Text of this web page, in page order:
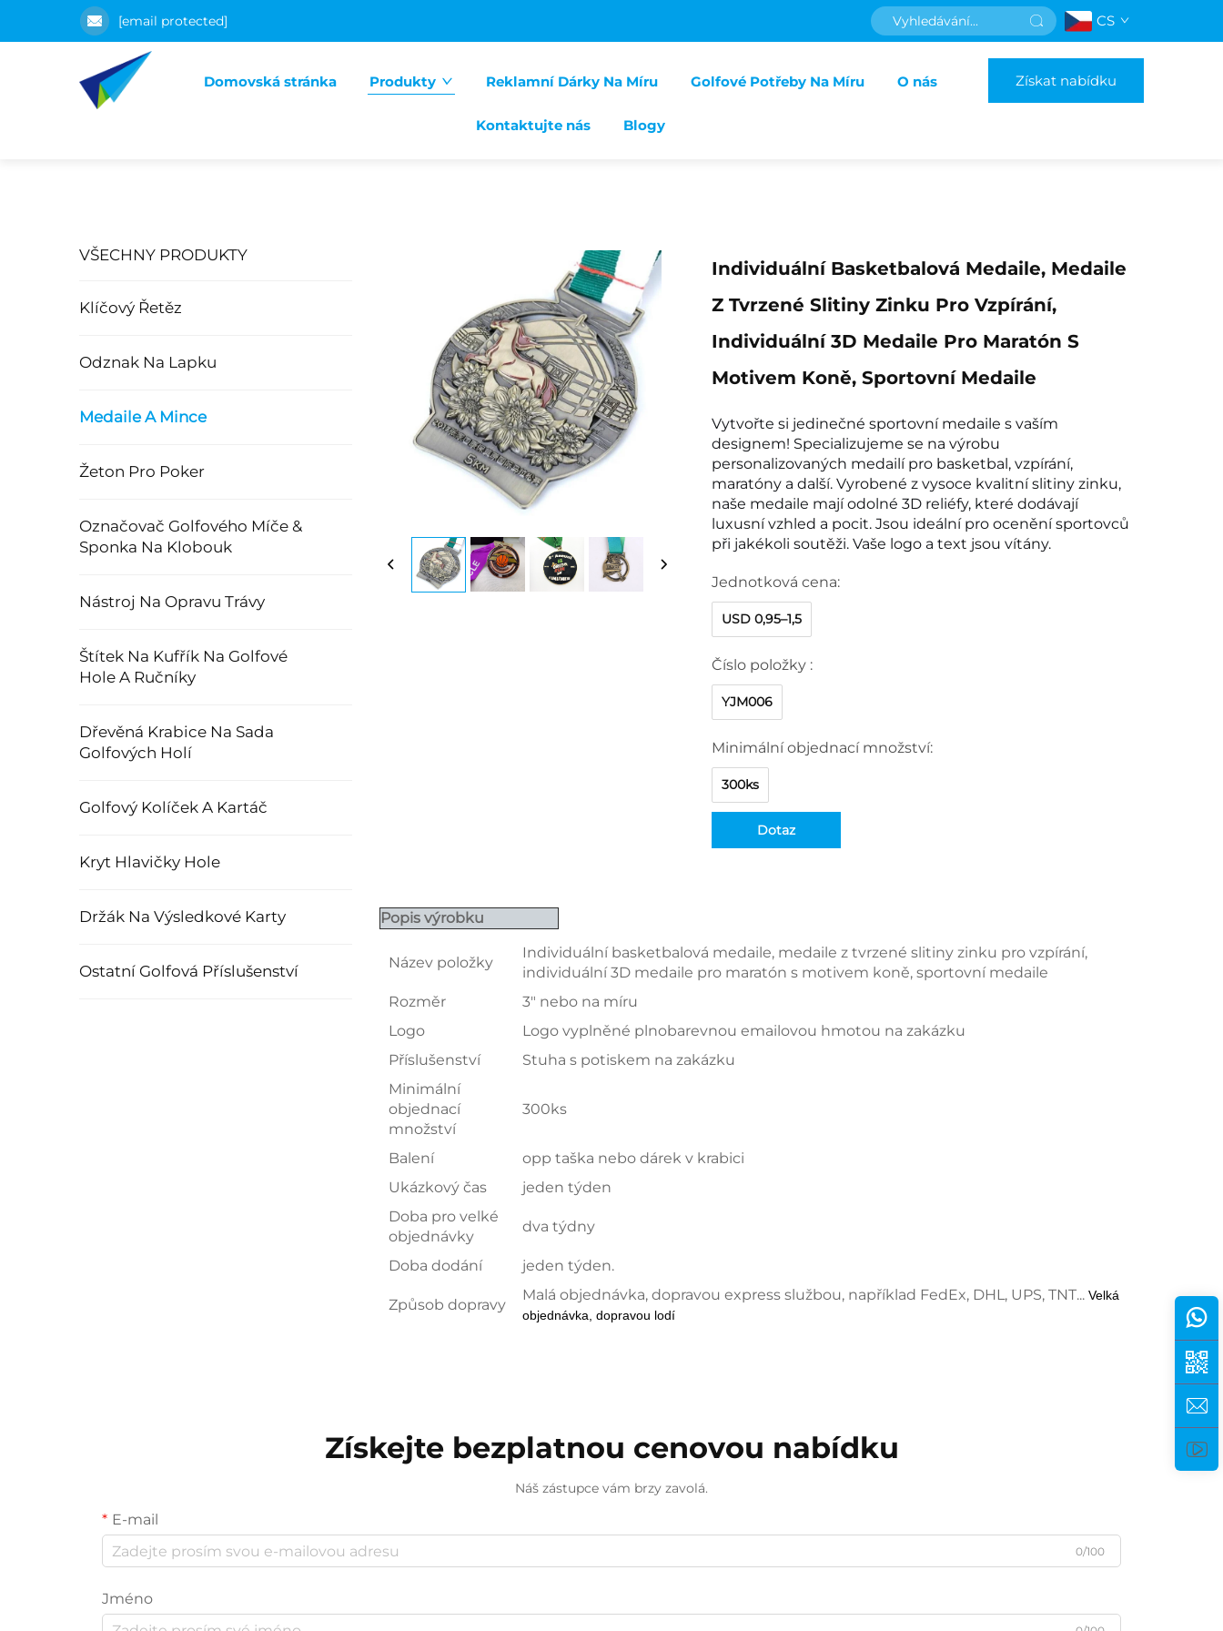
[email protected] CS
Domovská stránka Produkty Reklamní Dárky Na Míru Golfové Potřeby Na Míru O nás
Kontaktujte nás Blogy
Získat nabídku
VŠECHNY PRODUKTY
Klíčový Řetěz
Odznak Na Lapku
Medaile A Mince
Žeton Pro Poker
Označovač Golfového Míče &
Sponka Na Klobouk
Nástroj Na Opravu Trávy
Štítek Na Kufřík Na Golfové
Hole A Ručníky
Dřevěná Krabice Na Sada
Golfových Holí
Golfový Kolíček A Kartáč
Kryt Hlavičky Hole
Držák Na Výsledkové Karty
Ostatní Golfová Příslušenství
Individuální Basketbalová Medaile, Medaile
Z Tvrzené Slitiny Zinku Pro Vzpírání,
Individuální 3D Medaile Pro Maratón S
Motivem Koně, Sportovní Medaile
Vytvořte si jedinečné sportovní medaile s vaším
designem! Specializujeme se na výrobu
personalizovaných medailí pro basketbal, vzpírání,
maratóny a další. Vyrobené z vysoce kvalitní slitiny zinku,
naše medaile mají odolné 3D reliéfy, které dodávají
luxusní vzhled a pocit. Jsou ideální pro ocenění sportovců
při jakékoli soutěži. Vaše logo a text jsou vítány.
Jednotková cena:
USD 0,95–1,5
Číslo položky :
YJM006
Minimální objednací množství:
300ks
Dotaz
Popis výrobku
Název položky
Individuální basketbalová medaile, medaile z tvrzené slitiny zinku pro vzpírání,
individuální 3D medaile pro maratón s motivem koně, sportovní medaile
Rozměr
3" nebo na míru
Logo
Logo vyplněné plnobarevnou emailovou hmotou na zakázku
Příslušenství
Stuha s potiskem na zakázku
Minimální
objednací
množství
300ks
Balení
opp taška nebo dárek v krabici
Ukázkový čas
jeden týden
Doba pro velké
objednávky
dva týdny
Doba dodání jeden týden.
Způsob dopravy
Malá objednávka, dopravou express službou, například FedEx, DHL, UPS, TNT... Velká
objednávka, dopravou lodí
Získejte bezplatnou cenovou nabídku
Náš zástupce vám brzy zavolá.
E-mail
0/100
Jméno